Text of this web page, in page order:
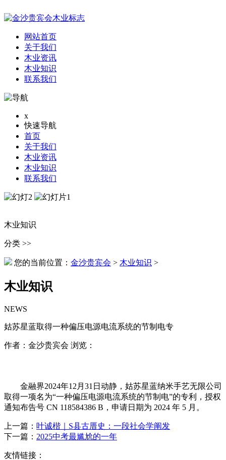
网站首页
关于我们
木业资讯
木业知识
联系我们
x
快速导航
首页
关于我们
木业资讯
木业知识
联系我们
木业知识
分类 >>
您的当前位置： 金沙贵宾会 > 木业知识 >
木业知识
NEWS
姑苏星蓝取得一种偏压电源电流系统的节制电专
作者：金沙贵宾会 浏览：
金融界2024年12月31日动静，姑苏星蓝纳米手艺无限公司
取得一项名为“一种偏压电源电流系统的节制电”的专利，授权
通知布告号 CN 118584386 B，申请日期为 2024 年 5 月。
上一篇： 叶诚楷｜S县古厝史：一段社会学阐发
下一篇： 2025中考最尴尬的一年
友情链接：